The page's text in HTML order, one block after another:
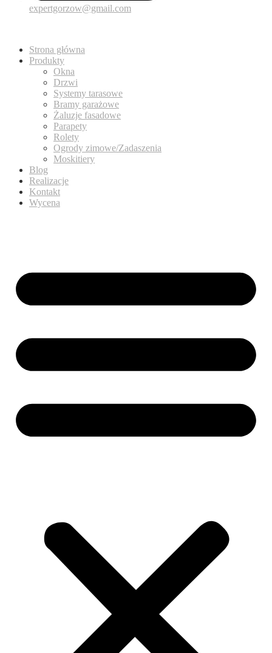
expertgorzow@gmail.com
Strona główna
Produkty
Okna
Drzwi
Systemy tarasowe
Bramy garażowe
Żaluzje fasadowe
Parapety
Rolety
Ogrody zimowe/Zadaszenia
Moskitiery
Blog
Realizacje
Kontakt
Wycena